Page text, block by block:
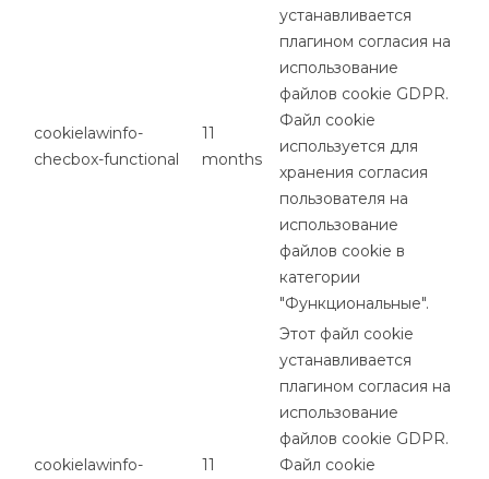
cookielawinfo-
checbox-functional
11
months
устанавливается
плагином согласия на
использование
файлов cookie GDPR.
Файл cookie
используется для
хранения согласия
пользователя на
использование
файлов cookie в
категории
"Функциональные".
cookielawinfo-
11
Этот файл cookie
устанавливается
плагином согласия на
использование
файлов cookie GDPR.
Файл cookie